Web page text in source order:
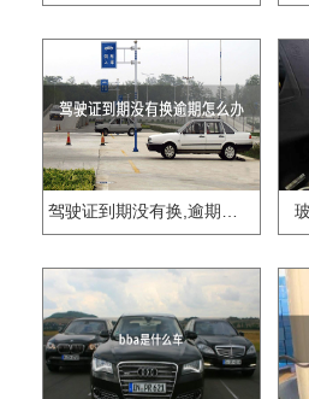
驾驶证到期没有换,逾期怎么办??